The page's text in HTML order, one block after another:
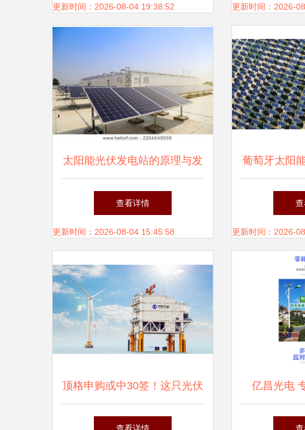
更新时间：2026-08-04 19:38:52 为行
更新时间：2026-
太阳能光伏发电站的原理与发
展前景
查看详情
更新时间：2026-08-04 15:45:58
葡萄牙太阳
录，成本持
成未
更新时间：2026-
顶格申购或中30签！这只光伏
新股成“中签王”，但需2500万
亿昌光电
电，以厂家